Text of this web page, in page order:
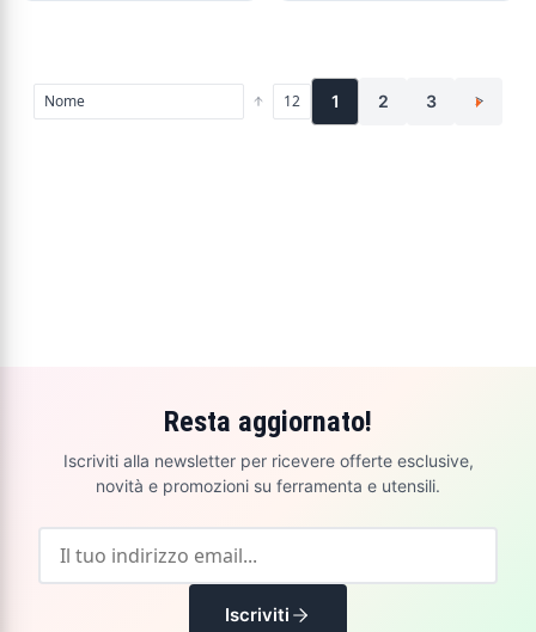
1 2 3 >
Resta aggiornato!
Iscriviti alla newsletter per ricevere offerte esclusive,
novità e promozioni su ferramenta e utensili.
Iscriviti